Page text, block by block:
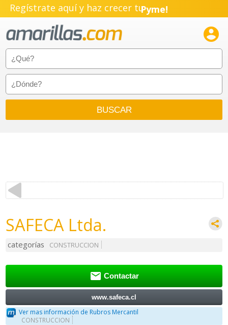
Regístrate aquí y haz crecer tuPyme!
Emprendimiento!

SAFECA Ltda.
categorías CONSTRUCCION
 Contactar
www.safeca.cl
Ver mas información de Rubros Mercantil
CONSTRUCCION